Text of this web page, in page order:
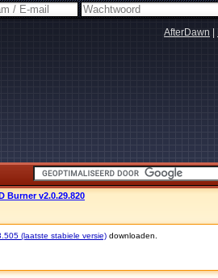
AfterDawn
Burner v2.0.29.820
(laatste stabiele versie) downloaden.